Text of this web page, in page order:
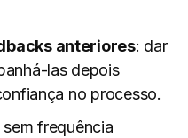
anteriores: dar
las depois
no processo.
sem frequência